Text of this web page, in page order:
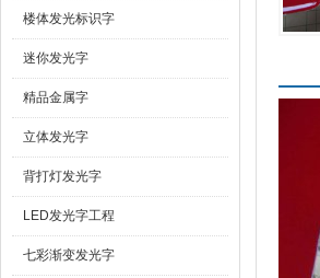
楼体发光标识字
迷你发光字
精品金属字
立体发光字
背打灯发光字
LED发光字工程
七彩渐变发光字